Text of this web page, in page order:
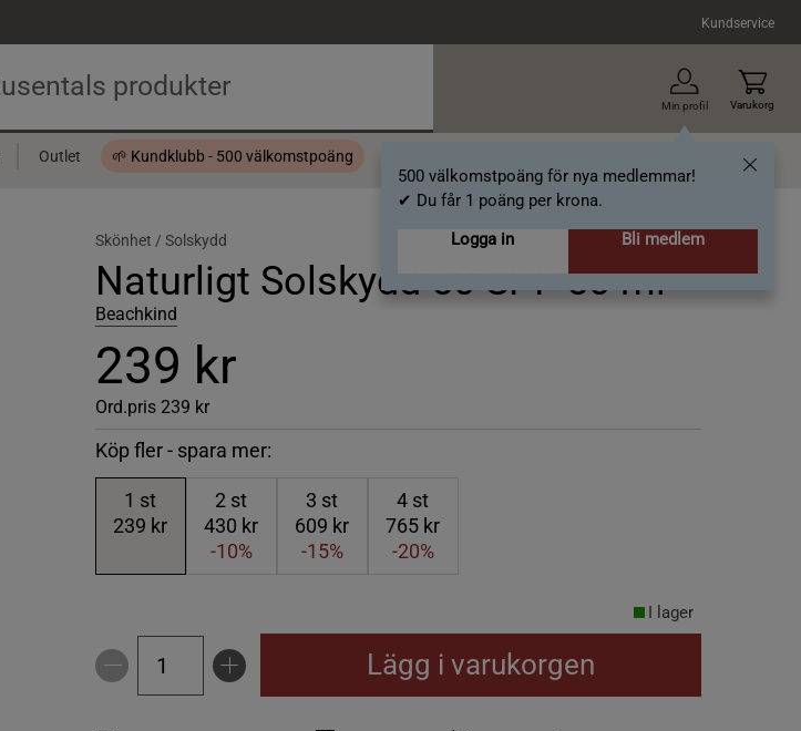
Kundservice
Min profil
500 välkomstpoäng för nya medlemmar!
✔ Du får 1 poäng per krona.
Logga in
Bli medlem
Varukorg
Outlet 🌱 Kundklubb - 500 välkomstpoäng
Skönhet / Solskydd
Naturligt Solskydd 50 SPF 50 ml
Beachkind
239 kr
Ord.pris 239 kr
Köp fler - spara mer:
1 st
239 kr
2 st
430 kr
-10%
3 st
609 kr
-15%
4 st
765 kr
-20%
I lager
Lägg i varukorgen